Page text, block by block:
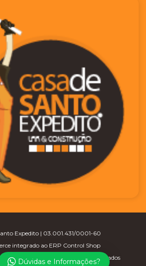
Dúvidas e Informações?
Expedito | 03.001.431/0001-60
integrado ao ERP Control Shop
Informática | Todos os direitos reservados